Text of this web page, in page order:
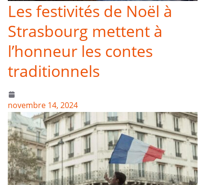
Les festivités de Noël à
Strasbourg mettent à
l’honneur les contes
traditionnels
novembre 14, 2024